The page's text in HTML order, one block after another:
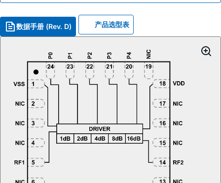
数据手册 (Rev. D) 产品选型表